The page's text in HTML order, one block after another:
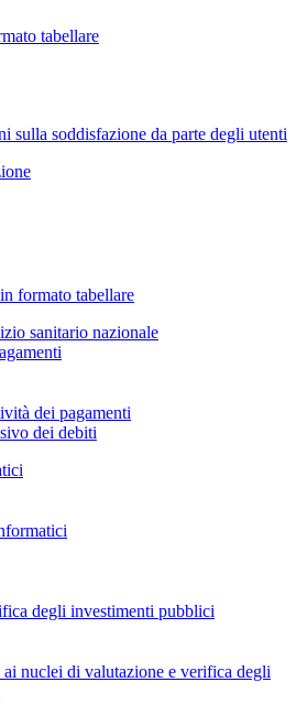
tabellare
sulla soddisfazione da parte degli utenti
formato tabellare
sanitario nazionale
dei pagamenti
dei debiti
degli investimenti pubblici
nuclei di valutazione e verifica degli